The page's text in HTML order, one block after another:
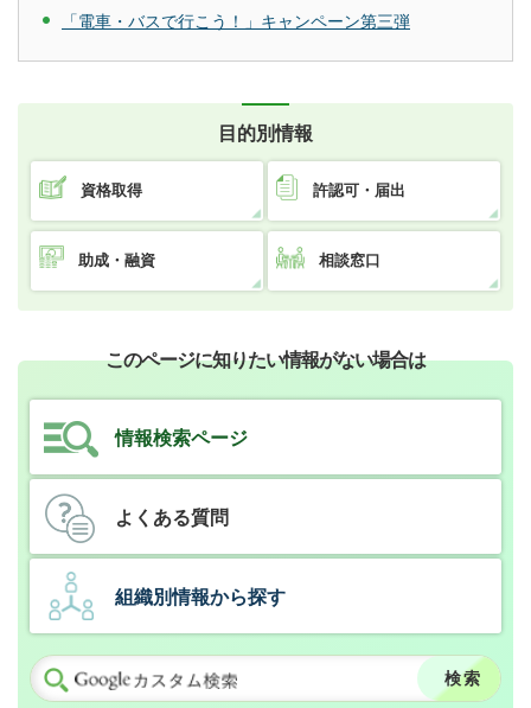
「電車・バスで行こう！」キャンペーン第三弾
目的別情報
資格取得 許認可・届出
助成・融資 相談窓口
このページに知りたい情報がない場合は
情報検索ページ
よくある質問
組織別情報から探す